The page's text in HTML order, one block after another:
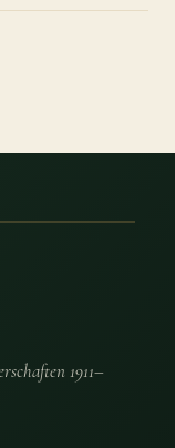
1911–